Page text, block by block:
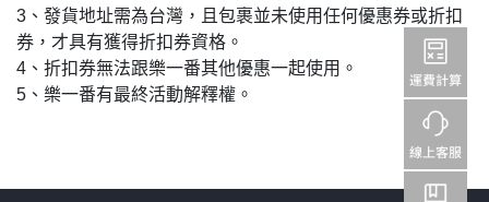
3、發貨地址需為台灣，且包裹並未使用任何優惠券或折扣
券，才具有獲得折扣券資格。
4、折扣券無法跟樂一番其他優惠一起使用。
5、樂一番有最終活動解釋權。